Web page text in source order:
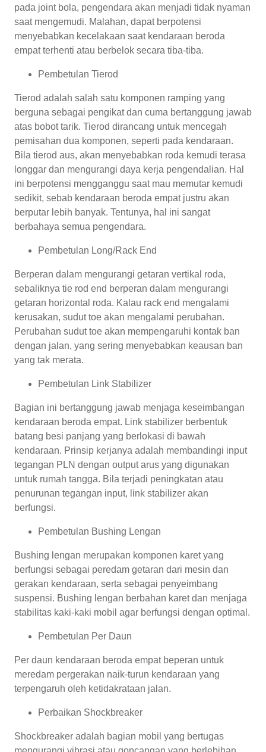
pada joint bola, pengendara akan menjadi tidak nyaman
saat mengemudi. Malahan, dapat berpotensi
menyebabkan kecelakaan saat kendaraan beroda
empat terhenti atau berbelok secara tiba-tiba.
Pembetulan Tierod
Tierod adalah salah satu komponen ramping yang
berguna sebagai pengikat dan cuma bertanggung jawab
atas bobot tarik. Tierod dirancang untuk mencegah
pemisahan dua komponen, seperti pada kendaraan.
Bila tierod aus, akan menyebabkan roda kemudi terasa
longgar dan mengurangi daya kerja pengendalian. Hal
ini berpotensi mengganggu saat mau memutar kemudi
sedikit, sebab kendaraan beroda empat justru akan
berputar lebih banyak. Tentunya, hal ini sangat
berbahaya semua pengendara.
Pembetulan Long/Rack End
Berperan dalam mengurangi getaran vertikal roda,
sebaliknya tie rod end berperan dalam mengurangi
getaran horizontal roda. Kalau rack end mengalami
kerusakan, sudut toe akan mengalami perubahan.
Perubahan sudut toe akan mempengaruhi kontak ban
dengan jalan, yang sering menyebabkan keausan ban
yang tak merata.
Pembetulan Link Stabilizer
Bagian ini bertanggung jawab menjaga keseimbangan
kendaraan beroda empat. Link stabilizer berbentuk
batang besi panjang yang berlokasi di bawah
kendaraan. Prinsip kerjanya adalah membandingi input
tegangan PLN dengan output arus yang digunakan
untuk rumah tangga. Bila terjadi peningkatan atau
penurunan tegangan input, link stabilizer akan
berfungsi.
Pembetulan Bushing Lengan
Bushing lengan merupakan komponen karet yang
berfungsi sebagai peredam getaran dari mesin dan
gerakan kendaraan, serta sebagai penyeimbang
suspensi. Bushing lengan berbahan karet dan menjaga
stabilitas kaki-kaki mobil agar berfungsi dengan optimal.
Pembetulan Per Daun
Per daun kendaraan beroda empat beperan untuk
meredam pergerakan naik-turun kendaraan yang
terpengaruh oleh ketidakrataan jalan.
Perbaikan Shockbreaker
Shockbreaker adalah bagian mobil yang bertugas